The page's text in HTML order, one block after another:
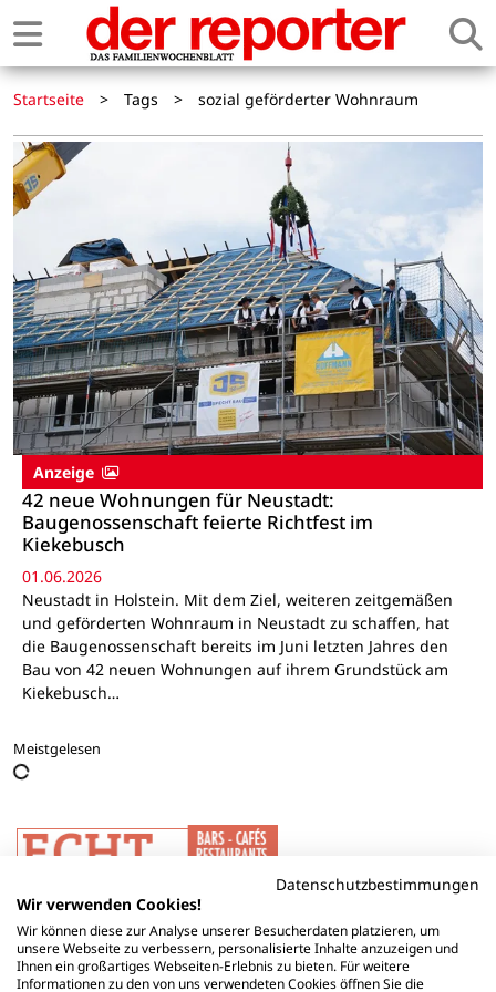
Startseite > Tags > sozial geförderter Wohnraum
Anzeige
42 neue Wohnungen für Neustadt:
Baugenossenschaft feierte Richtfest im
Kiekebusch
01.06.2026
Neustadt in Holstein. Mit dem Ziel, weiteren zeitgemäßen
und geförderten Wohnraum in Neustadt zu schaffen, hat
die Baugenossenschaft bereits im Juni letzten Jahres den
Bau von 42 neuen Wohnungen auf ihrem Grundstück am
Kiekebusch…
Meistgelesen
Datenschutzbestimmungen
Wir verwenden Cookies!
Wir können diese zur Analyse unserer Besucherdaten platzieren, um
unsere Webseite zu verbessern, personalisierte Inhalte anzuzeigen und
Ihnen ein großartiges Webseiten-Erlebnis zu bieten. Für weitere
Informationen zu den von uns verwendeten Cookies öffnen Sie die